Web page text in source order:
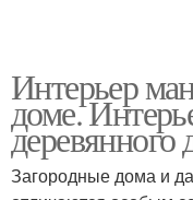
Интерьер
доме.
деревянного
Загородные дома и